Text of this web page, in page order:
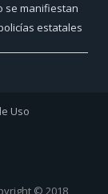
se manifiestan
estatales
Uso
© 2018